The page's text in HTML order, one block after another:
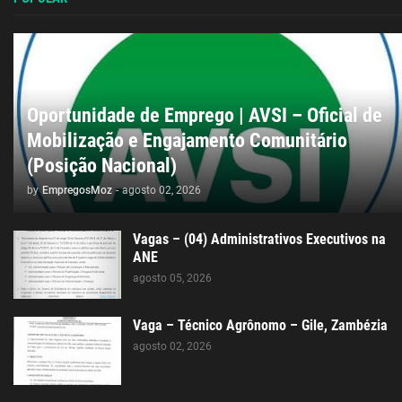
Oportunidade de Emprego | AVSI – Oficial de
Mobilização e Engajamento Comunitário
(Posição Nacional)
by EmpregosMoz - agosto 02, 2026
Vagas – (04) Administrativos Executivos na
ANE
agosto 05, 2026
Vaga – Técnico Agrônomo – Gile, Zambézia
agosto 02, 2026